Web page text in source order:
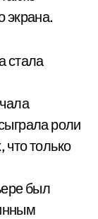
экрана.
стала
роли
только
был